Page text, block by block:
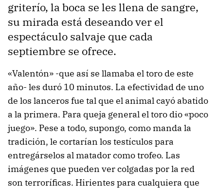
griterío, la boca se les llena de sangre,
su mirada está deseando ver el
espectáculo salvaje que cada
septiembre se ofrece.
«Valentón» -que así se llamaba el toro de este
año- les duró 10 minutos. La efectividad de uno
de los lanceros fue tal que el animal cayó abatido
a la primera. Para queja general el toro dio «poco
juego». Pese a todo, supongo, como manda la
tradición, le cortarían los testículos para
entregárselos al matador como trofeo. Las
imágenes que pueden ver colgadas por la red
son terroríficas. Hirientes para cualquiera que